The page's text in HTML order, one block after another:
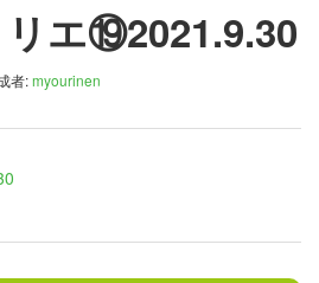
エ⑲2021.9.30
者:myourinen